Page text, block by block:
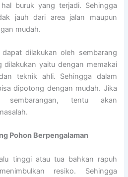
buruk yang terjadi. Sehingga
jauh dari area jalan maupun
mudah.
dilakukan oleh sembarang
dilakukan yaitu dengan memakai
teknik ahli. Sehingga dalam
dipotong dengan mudah. Jika
tentu akan
Pohon Berpengalaman
tinggi atau tua bahkan rapuh
resiko. Sehingga